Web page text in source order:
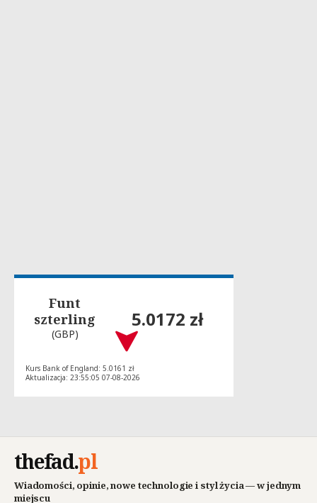
Funt
szterling
(GBP)
5.0172 zł
Kurs Bank of England: 5.0161 zł
Aktualizacja: 23:55:05 07-08-2026
thefad.pl
Wiadomości, opinie, nowe technologie i styl życia — w jednym
miejscu